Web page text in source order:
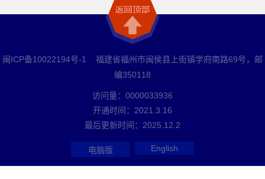
闽ICP备10022194号-1 福建省福州市闽侯县上街镇学府南路69号，邮
编350118
访问量： 0000033936
开通时间： 2021 3 16
最后更新时间： 2025 12 2
电脑版 English